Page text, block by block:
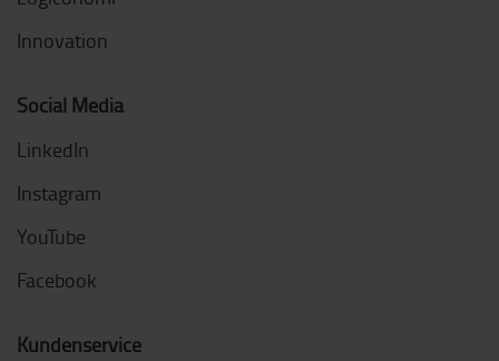
Innovation
Social Media
LinkedIn
Instagram
YouTube
Facebook
Kundenservice